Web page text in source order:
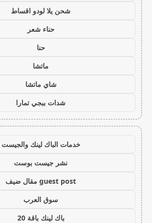
شحن يلا لودو اقساط
حناء شعر
حنا
ماتشا
شاي ماتشا
شدات ببجي تمارا
خدمات الباك لينك والجيست
نشر جيست بوست
guest post مقال ضيف
سوق العرب
باك لينك باقة 20